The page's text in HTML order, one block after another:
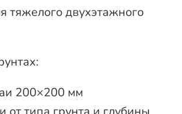
двухэтажного
200×200 мм